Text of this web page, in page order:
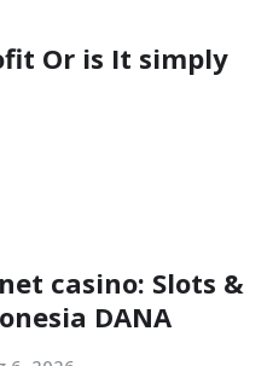
Or is It simply
casino: Slots &
DANA